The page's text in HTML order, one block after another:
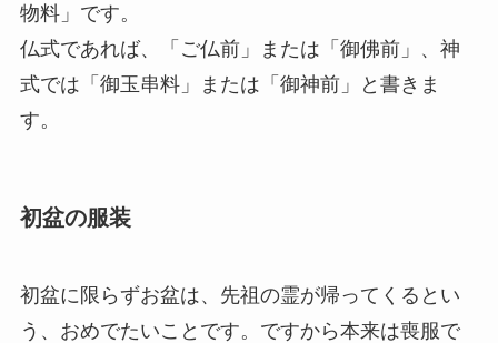
物料」です。
仏式であれば、「ご仏前」または「御佛前」、神
式では「御玉串料」または「御神前」と書きま
す。
初盆の服装
初盆に限らずお盆は、先祖の霊が帰ってくるとい
う、おめでたいことです。ですから本来は喪服で